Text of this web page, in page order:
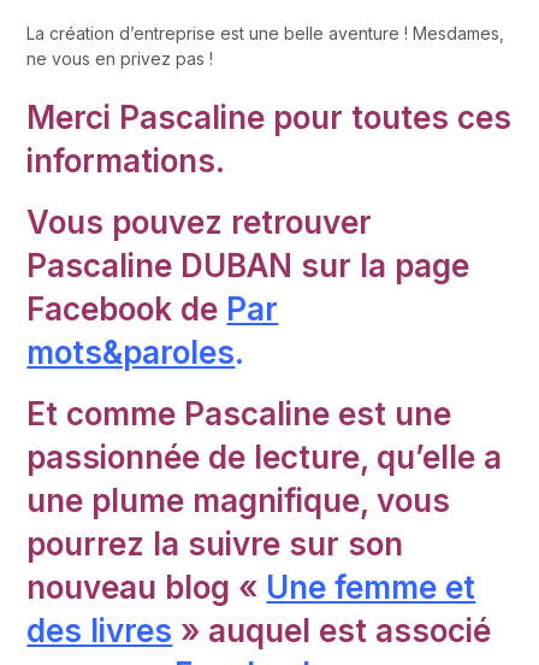
La création d’entreprise est une belle aventure ! Mesdames,
ne vous en privez pas !
Merci Pascaline pour toutes ces
informations.
Vous pouvez retrouver
Pascaline DUBAN sur la page
Facebook de Par
mots&paroles.
Et comme Pascaline est une
passionnée de lecture, qu’elle a
une plume magnifique, vous
pourrez la suivre sur son
nouveau blog « Une femme et
des livres » auquel est associé